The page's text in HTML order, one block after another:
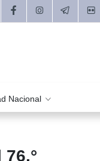
Nacional